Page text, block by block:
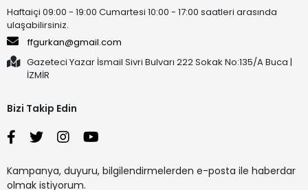
Haftaiçi 09:00 - 19:00 Cumartesi 10:00 - 17:00 saatleri arasında
ulaşabilirsiniz.
ffgurkan@gmail.com
Gazeteci Yazar İsmail Sivri Bulvarı 222 Sokak No:135/A Buca |
İZMİR
Bizi Takip Edin
Kampanya, duyuru, bilgilendirmelerden e-posta ile haberdar
olmak istiyorum.